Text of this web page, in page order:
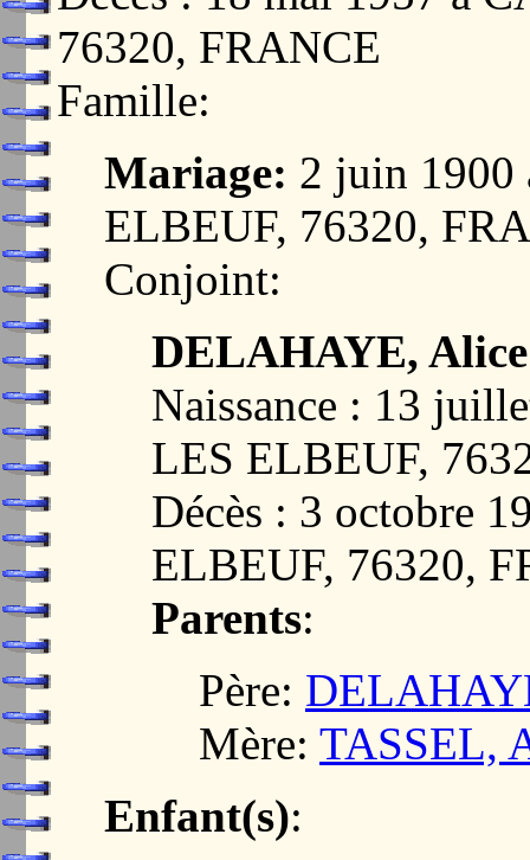
76320, FRANCE
Famille:
Mariage: 2 juin 1900
ELBEUF, 76320,
Conjoint:
DELAHAYE,
Naissance : 13
LES ELBEUF,
Décès : 3 octobre
ELBEUF, 76320,
Parents:
Père:
Mère: TASSEL,
Enfant(s):